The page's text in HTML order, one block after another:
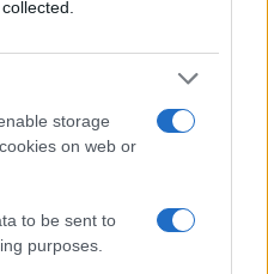
storage
on web or
to be sent to
purposes.
re
in Costa Smeralda, 20